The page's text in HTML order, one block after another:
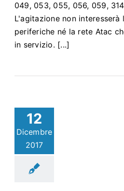
049, 053, 055, 056, 059,
L'agitazione non interesserà
periferiche né la rete Atac
in servizio. [...]
12
Dicembre
2017